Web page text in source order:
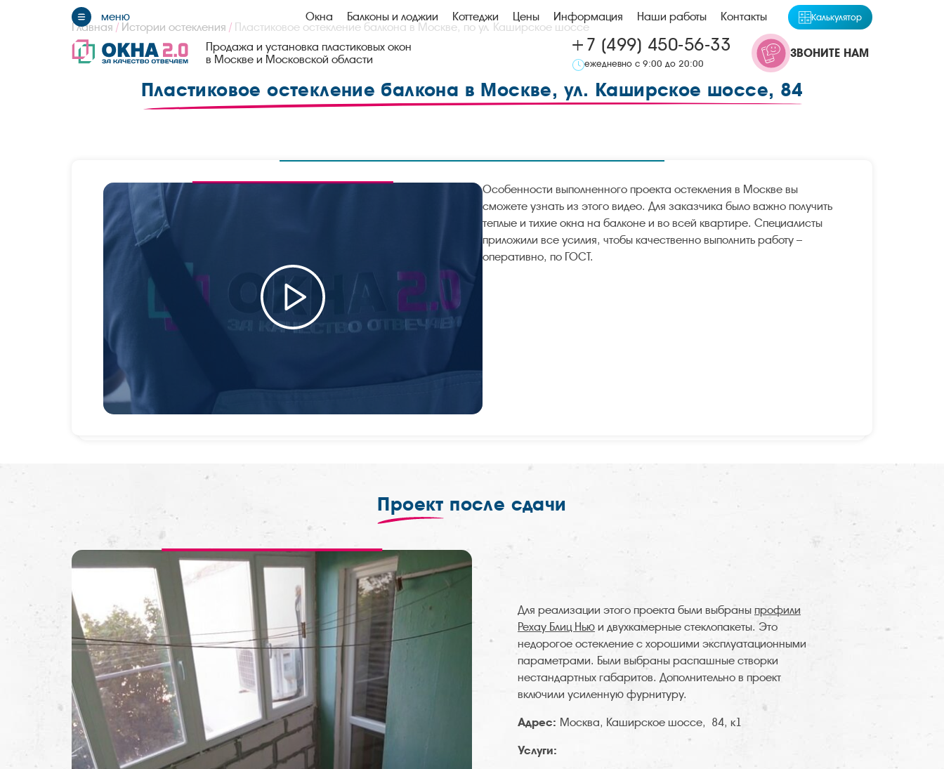
Окна Балконы и лоджии Коттеджи Цены Информация Наши работы Контакты Калькулятор
Продажа и установка пластиковых окон
в Москве и Московской области
+7 (499) 450-56-33
ежедневно с 9:00 до 20:00
ЗВОНИТЕ НАМ
Главная / Истории остекления / Пластиковое остекление балкона в Москве, по ул. Каширское шоссе
Пластиковое остекление балкона в Москве, ул. Каширское шоссе, 84
Особенности выполненного проекта остекления в Москве вы
сможете узнать из этого видео. Для заказчика было важно получить
теплые и тихие окна на балконе и во всей квартире. Специалисты
приложили все усилия, чтобы качественно выполнить работу –
оперативно, по ГОСТ.
Проект после сдачи
Для реализации этого проекта были выбраны профили
Рехау Блиц Нью и двухкамерные стеклопакеты. Это
недорогое остекление с хорошими эксплуатационными
параметрами. Были выбраны распашные створки
нестандартных габаритов. Дополнительно в проект
включили усиленную фурнитуру.
Адрес: Москва, Каширское шоссе, 84, к1
Услуги: